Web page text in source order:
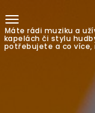
Máte rádi muziku a
kapelách či stylu
potřebujete a co více,